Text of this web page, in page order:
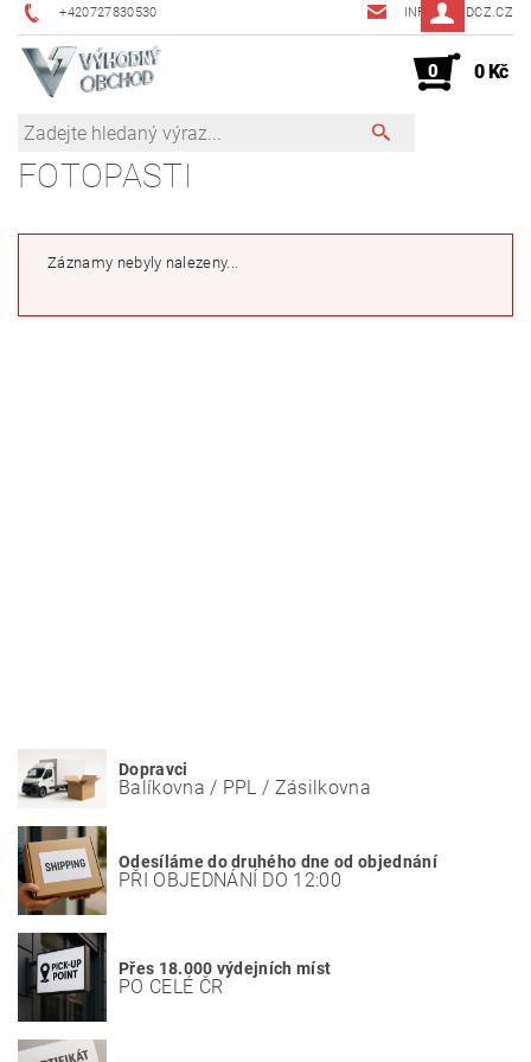
+420727830530 INFO@JMDCZ.CZ
0 0 Kč
FOTOPASTI
Záznamy nebyly nalezeny...
Dopravci
Balíkovna / PPL / Zásilkovna
Odesíláme do druhého dne od objednání
PŘI OBJEDNÁNÍ DO 12:00
Přes 18.000 výdejních míst
PO CELÉ ČR